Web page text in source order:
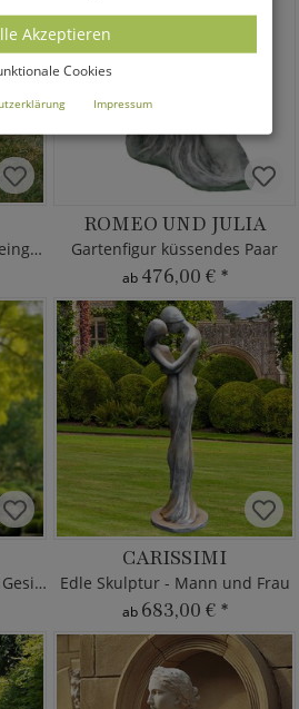
Skulptur - Tänzerin aus Steinguss
ROMEO UND JULIA
Gartenfigur küssendes Paar
ab 476,00 € *
Buchenblatt aus Stein mit Gesicht
CARISSIMI
Edle Skulptur - Mann und Frau
ab 683,00 € *
Akzeptieren
Cookies
Impressum